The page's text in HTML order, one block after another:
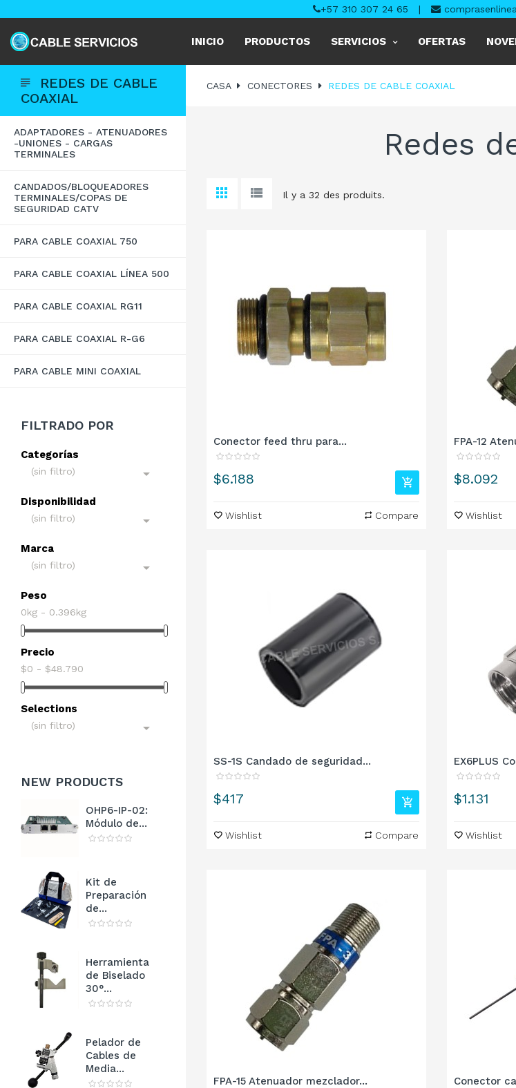
+57 310 307 24 65 |
INICIO PRODUCTOS SERVICIOS OFERTAS
REDES DE CABLE
COAXIAL
ADAPTADORES - ATENUADORES
-UNIONES - CARGAS
TERMINALES
CANDADOS/BLOQUEADORES
TERMINALES/COPAS DE
SEGURIDAD CATV
PARA CABLE COAXIAL 750
PARA CABLE COAXIAL LÍNEA 500
PARA CABLE COAXIAL RG11
PARA CABLE COAXIAL R-G6
PARA CABLE MINI COAXIAL
FILTRADO POR
Categorías
(sin filtro) 
Disponibilidad
(sin filtro) 
Marca
(sin filtro) 
Peso
0kg - 0.396kg
Precio
$0 - $48.790
Selections
(sin filtro) 
NEW PRODUCTS
OHP6-IP-02:
Módulo de...
Kit de
Preparación
de...
Herramienta
de Biselado
30°...
Pelador de
Cables de
Media...
CASA CONECTORES REDES DE CABLE COAXIAL
Redes
Il y a 32 des produits.
Conector feed thru para...
Precio
$6.188
Wishlist Compare
FPA-12
Precio
$8.092
Wishlist
SS-1S Candado de seguridad...
Precio
$417
Wishlist Compare
EX6PLUS
Precio
$1.131
Wishlist
FPA-15 Atenuador mezclador... Conector